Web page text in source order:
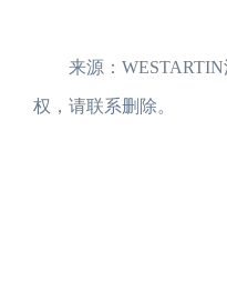
来源：WESTARTIN
权，请联系删除。